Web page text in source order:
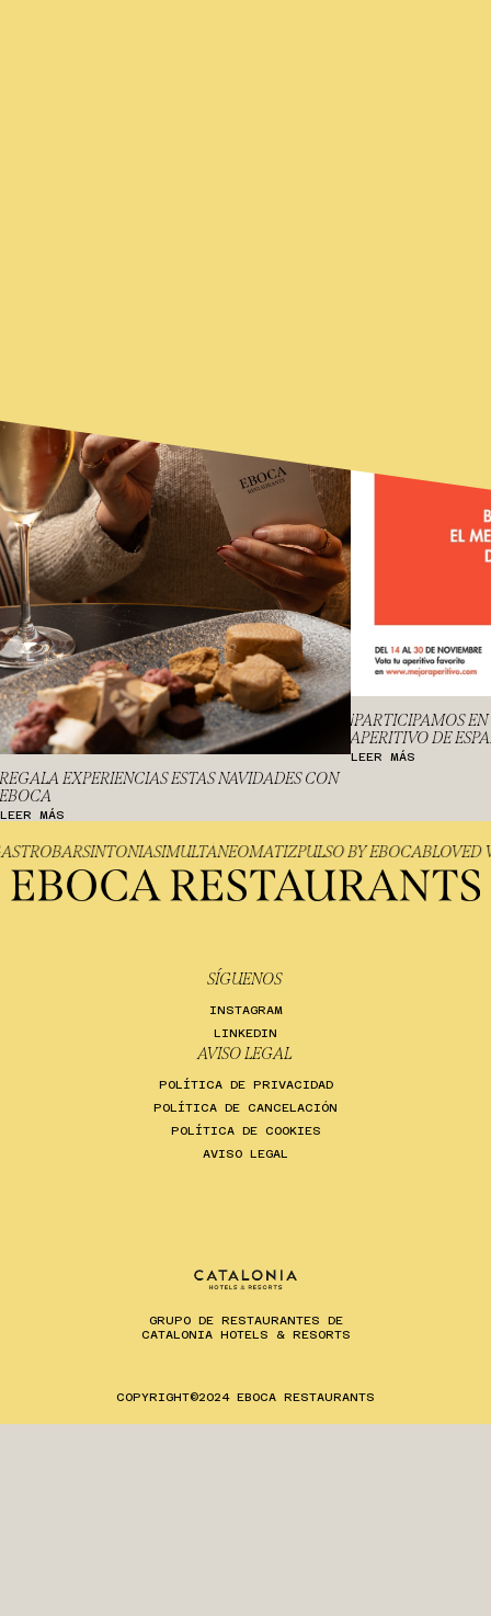
EN CA
REGALA EXPERIENCIAS ESTAS NAVIDADES CON
EBOCA
LEER MÁS
¡PARTICIPAMOS
APERITIVO DE
LEER MÁS
GASTROBARSINTONIASIMULTÁNEOMATIZPULSO BY EBOCA
SÍGUENOS
INSTAGRAM
LINKEDIN
AVISO LEGAL
POLÍTICA DE PRIVACIDAD
POLÍTICA DE CANCELACIÓN
POLÍTICA DE COOKIES
AVISO LEGAL
GRUPO DE RESTAURANTES DE
CATALONIA HOTELS & RESORTS
COPYRIGHT©2024 EBOCA RESTAURANTS